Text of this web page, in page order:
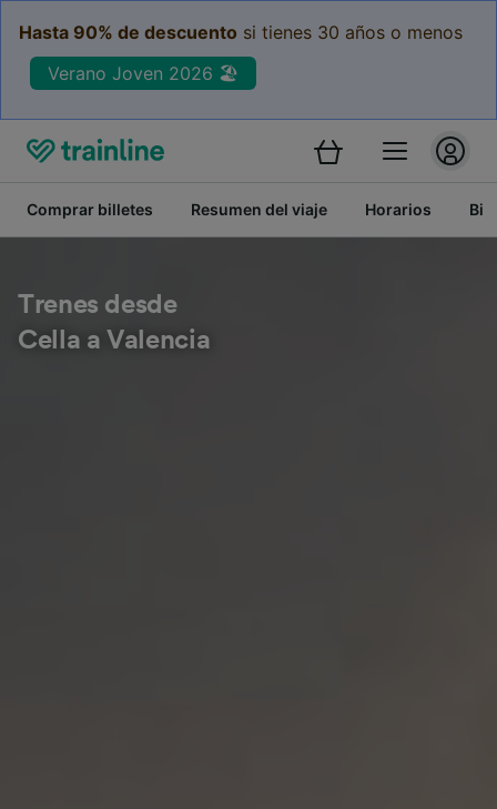
Hasta 90% de descuento si tienes 30 años o menos
Verano Joven 2026 🏖️
Comprar billetes Resumen del viaje Horarios
Trenes desde
Cella a Valencia